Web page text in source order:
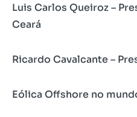
Luis Carlos Queiroz –
Ceará
Ricardo Cavalcante –
Eólica Offshore no